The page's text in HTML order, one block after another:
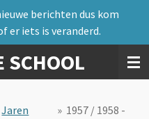
SCHOOL
berichten dus kom
er iets is veranderd.
Jaren
» 1957 / 1958 -